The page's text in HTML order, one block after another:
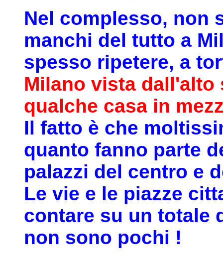
Nel complesso, non
manchi del tutto a
spesso ripetere, a
Milano vista dall'alto
qualche casa in
Il fatto è che
quanto fanno parte
palazzi del centro e
Le vie e le piazze
contare su un totale
non sono pochi !